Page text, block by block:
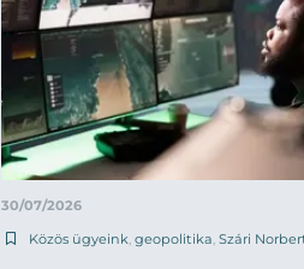
30/07/2026
Közös ügyeink, geopolitika, Szári